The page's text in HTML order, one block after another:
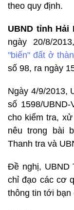
theo quy định.
UBND tỉnh Hải
ngày 20/8/
"biến" đất ở
số 98, ra ngày
Ngày 4/9/2013,
số 1598/
cho kiểm tra,
nêu trong bài
Thanh tra và
Đề nghị, UBND
chỉ đạo các cơ
thông tin tới bạn